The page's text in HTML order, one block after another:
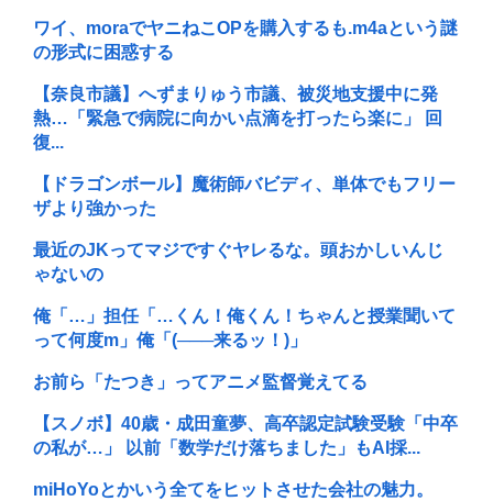
ワイ、moraでヤニねこOPを購入するも.m4aという謎
の形式に困惑する
【奈良市議】へずまりゅう市議、被災地支援中に発
熱…「緊急で病院に向かい点滴を打ったら楽に」 回
復...
【ドラゴンボール】魔術師バビディ、単体でもフリー
ザより強かった
最近のJKってマジですぐヤレるな。頭おかしいんじ
ゃないの
俺「…」担任「…くん！俺くん！ちゃんと授業聞いて
って何度m」俺「(───来るッ！)」
お前ら「たつき」ってアニメ監督覚えてる
【スノボ】40歳・成田童夢、高卒認定試験受験「中卒
の私が…」 以前「数学だけ落ちました」もAI採...
miHoYoとかいう全てをヒットさせた会社の魅力。